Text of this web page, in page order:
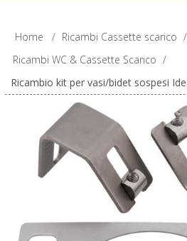
Home / Ricambi Cassette scarico /
Ricambi WC & Cassette Scarico /
Ricambio kit per vasi/bidet sospesi